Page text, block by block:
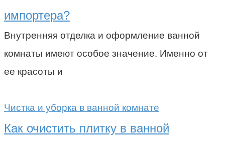
импортера?
Внутренняя отделка и оформление ванной
комнаты имеют особое значение. Именно от
ее красоты и
Чистка и уборка в ванной комнате
Как очистить плитку в ванной